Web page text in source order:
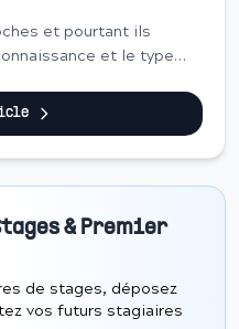
et pourtant ils
et le type
& Premier
de stages, déposez
vos futurs stagiaires